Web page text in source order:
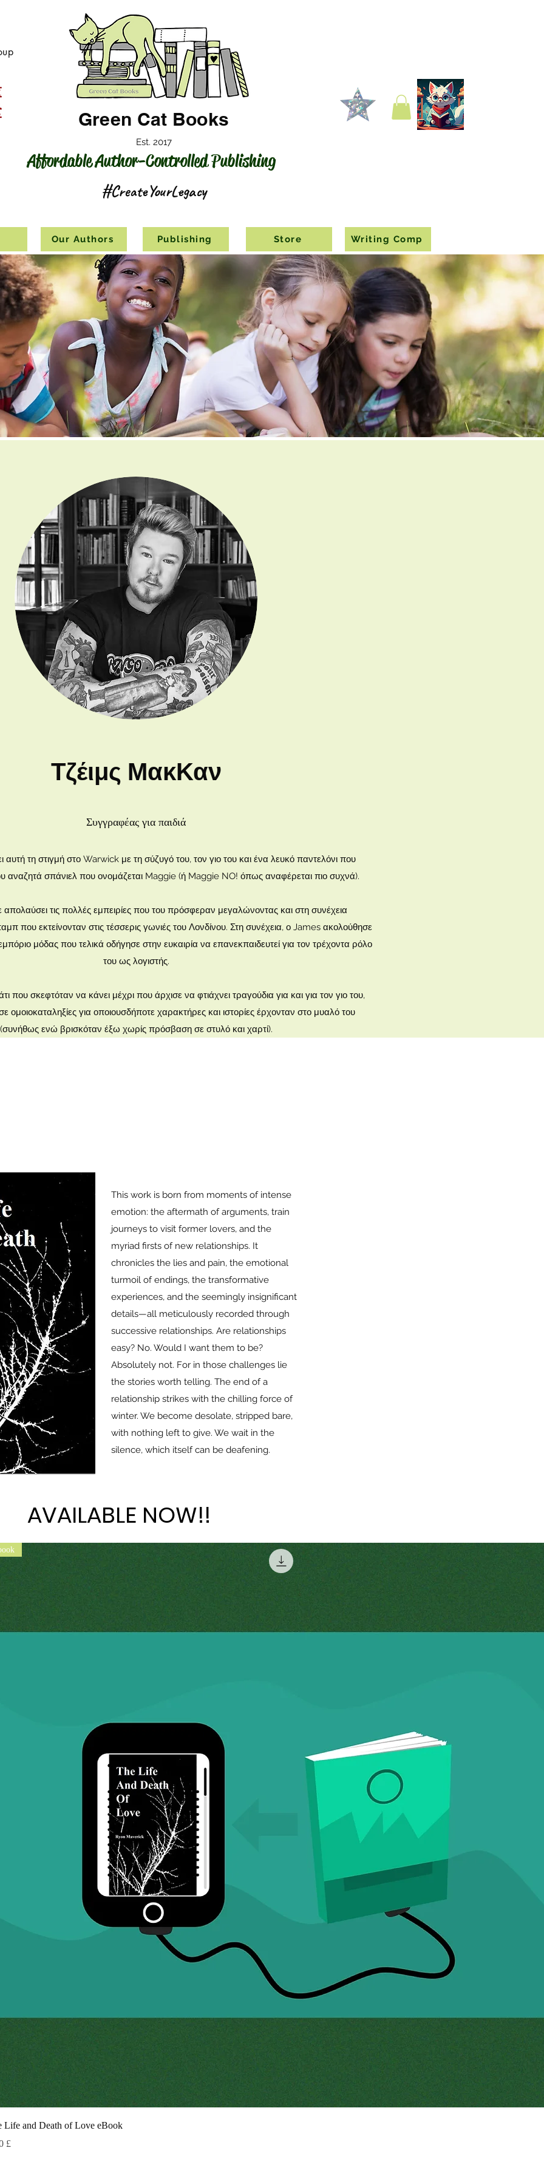
Green Cat Books
Est. 2017
#CreateYourLegacy
Affordable Author-Controlled Publishing
Our Authors Publishing Store Writing Comp
Τζέιμς ΜακΚαν
Συγγραφέας για παιδιά
τη στιγμή στο Warwick με τη σύζυγό του, τον γιο του και ένα λευκό παντελόνι που
αναζητά σπάνιελ που ονομάζεται Maggie (ή Maggie NO! όπως αναφέρεται πιο συχνά).
απολαύσει τις πολλές εμπειρίες που του πρόσφεραν μεγαλώνοντας και στη συνέχεια
που εκτείνονταν στις τέσσερις γωνιές του Λονδίνου. Στη συνέχεια, ο James ακολούθησε
μόδας που τελικά οδήγησε στην ευκαιρία να επανεκπαιδευτεί για τον τρέχοντα ρόλο
του ως λογιστής.
που σκεφτόταν να κάνει μέχρι που άρχισε να φτιάχνει τραγούδια για και για τον γιο του,
ομοιοκαταληξίες για οποιουσδήποτε χαρακτήρες και ιστορίες έρχονταν στο μυαλό του
(συνήθως ενώ βρισκόταν έξω χωρίς πρόσβαση σε στυλό και χαρτί).
This work is born from moments of intense
emotion: the aftermath of arguments, train
journeys to visit former lovers, and the
myriad firsts of new relationships. It
chronicles the lies and pain, the emotional
turmoil of endings, the transformative
experiences, and the seemingly insignificant
details—all meticulously recorded through
successive relationships. Are relationships
easy? No. Would I want them to be?
Absolutely not. For in those challenges lie
the stories worth telling. The end of a
relationship strikes with the chilling force of
winter. We become desolate, stripped bare,
with nothing left to give. We wait in the
silence, which itself can be deafening.
AVAILABLE NOW!!
AVAILABLE NOW!!
Life and Death of Love eBook
£